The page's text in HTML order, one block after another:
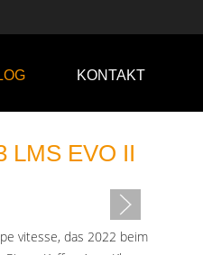
KONTAKT
LMS EVO II
vitesse, das 2022 beim